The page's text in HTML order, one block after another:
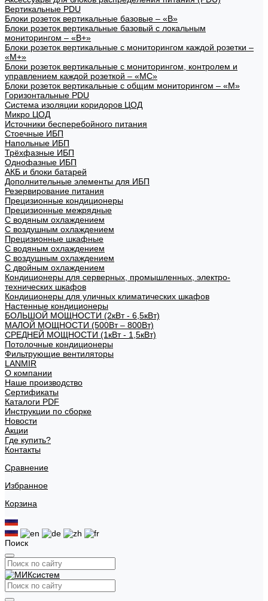
Вертикальные PDU
Блоки розеток вертикальные базовые – «В»
Блоки розеток вертикальные базовый с локальным
мониторингом – «В+»
Блоки розеток вертикальные с мониторингом каждой розетки –
«М+»
Блоки розеток вертикальные с мониторингом, контролем и
управлением каждой розеткой – «МС»
Блоки розеток вертикальные с общим мониторингом – «М»
Горизонтальные PDU
Система изоляции коридоров ЦОД
Микро ЦОД
Источники бесперебойного питания
Стоечные ИБП
Напольные ИБП
Трёхфазные ИБП
Однофазные ИБП
АКБ и блоки батарей
Дополнительные элементы для ИБП
Резервирование питания
Прецизионные кондиционеры
Прецизионные межрядные
С водяным охлаждением
С воздушным охлаждением
Прецизионные шкафные
С водяным охлаждением
С воздушным охлаждением
С двойным охлаждением
Кондиционеры для серверных, промышленных, электро-
технических шкафов
Кондиционеры для уличных климатических шкафов
Настенные кондиционеры
БОЛЬШОЙ МОЩНОСТИ (2кВт - 6,5кВт)
МАЛОЙ МОЩНОСТИ (500Вт – 800Вт)
СРЕДНЕЙ МОЩНОСТИ (1кВт - 1,5кВт)
Потолочные кондиционеры
Фильтрующие вентиляторы
LANMIR
О компании
Наше производство
Сертификаты
Каталоги PDF
Инструкции по сборке
Новости
Акции
Где купить?
Контакты
Сравнение
Избранное
Корзина
Поиск